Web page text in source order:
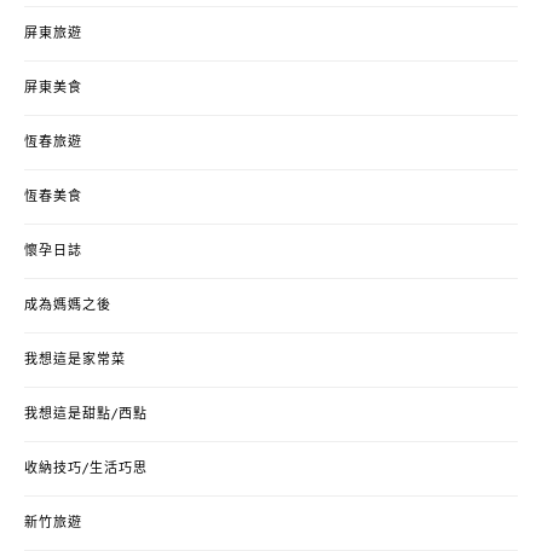
屏東旅遊
屏東美食
恆春旅遊
恆春美食
懷孕日誌
成為媽媽之後
我想這是家常菜
我想這是甜點/西點
收納技巧/生活巧思
新竹旅遊